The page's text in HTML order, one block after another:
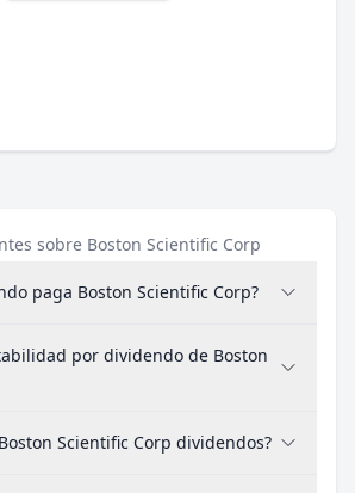
sobre Boston Scientific Corp
paga Boston Scientific Corp?
por dividendo de Boston
Scientific Corp dividendos?